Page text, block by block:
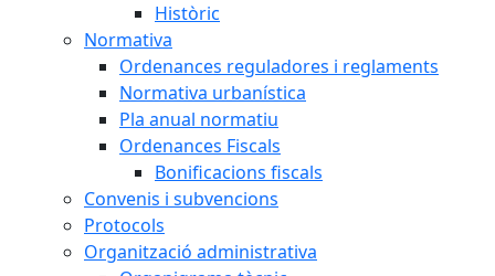
Històric
Normativa
Ordenances reguladores i reglaments
Normativa urbanística
Pla anual normatiu
Ordenances Fiscals
Bonificacions fiscals
Convenis i subvencions
Protocols
Organització administrativa